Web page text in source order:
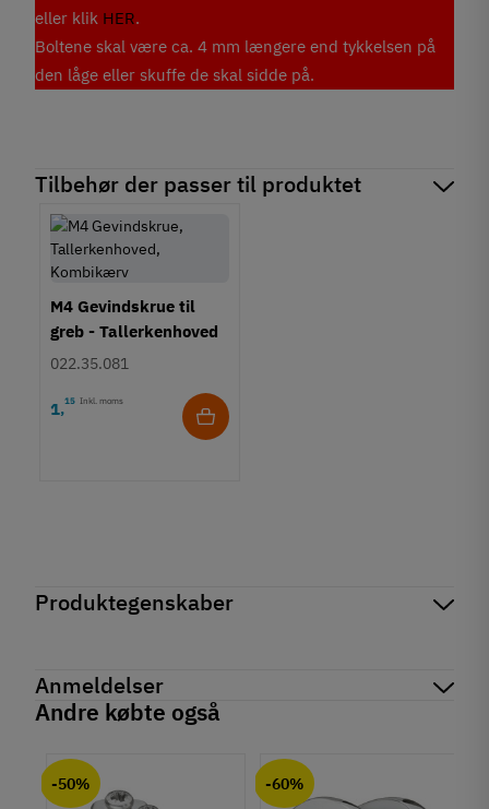
eller klik HER.
Boltene skal være ca. 4 mm længere end tykkelsen på
den låge eller skuffe de skal sidde på.
Tilbehør der passer til produktet
M4 Gevindskrue til
greb - Tallerkenhoved
- Krydskærv
022.35.081
1,15 Inkl. moms
Produktegenskaber
På lager1 Enhed
Produktinformation
Materiale
Zinklegering
Anmeldelser
Andre købte også
-50% -60%